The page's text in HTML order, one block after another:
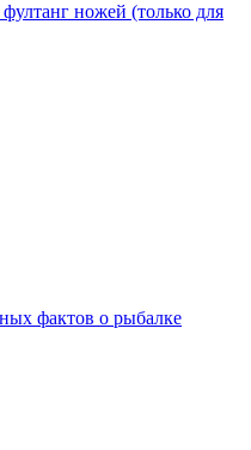
ножей (только для
фактов о рыбалке